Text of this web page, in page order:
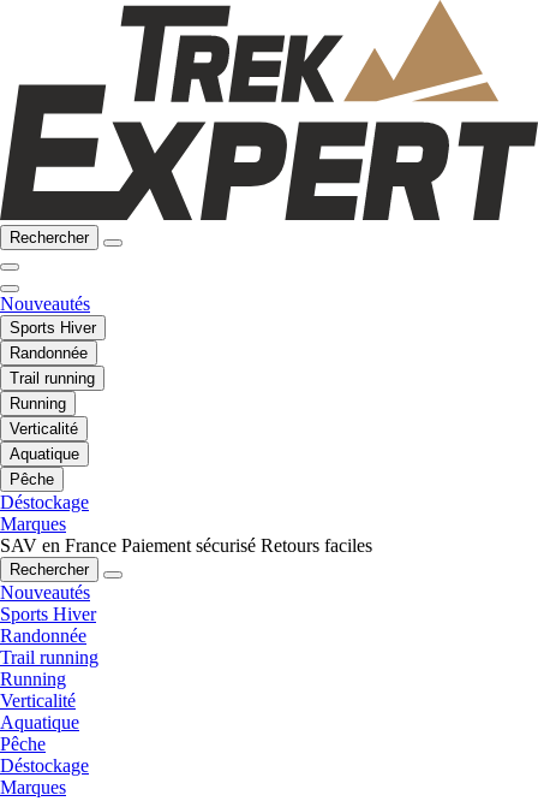
Rechercher
Nouveautés
Sports Hiver
Randonnée
Trail running
Running
Verticalité
Aquatique
Pêche
Déstockage
Marques
SAV en France Paiement sécurisé Retours faciles
Rechercher
Nouveautés
Sports Hiver
Randonnée
Trail running
Running
Verticalité
Aquatique
Pêche
Déstockage
Marques